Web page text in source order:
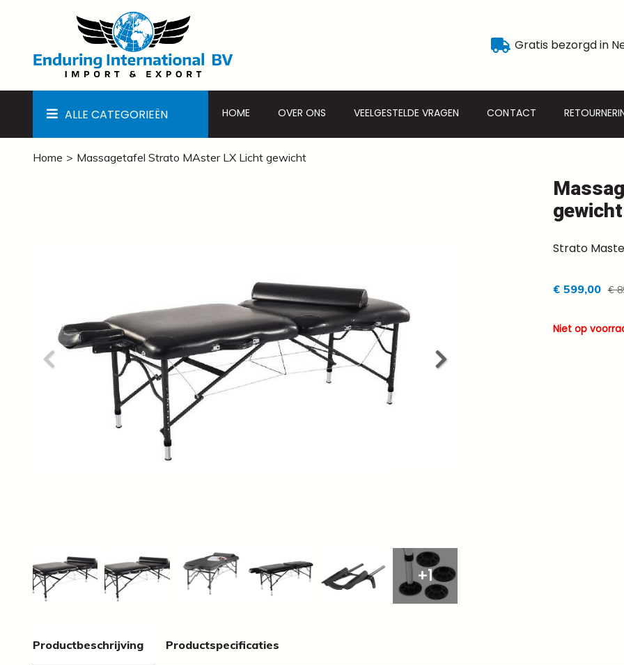
Gratis bezorgd in
ALLE CATEGORIEËN HOME OVER ONS VEELGESTELDE VRAGEN CONTACT
Home Massagetafel Strato MAster LX Licht gewicht
+1
gewicht
Strato
€ 599,00 €
Niet op
Productbeschrijving Productspecificaties